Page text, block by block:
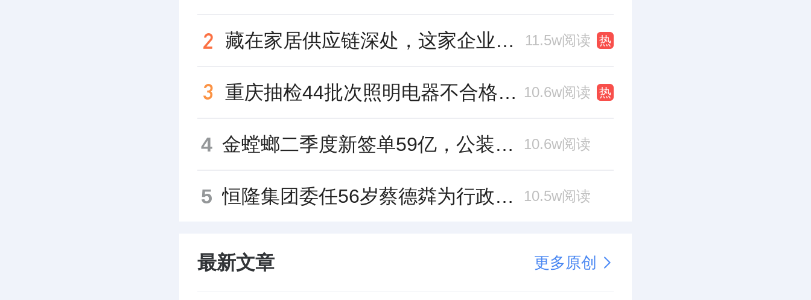
藏在家居供应链深处，这家企业正在悄悄转型 11.5w阅读 热
重庆抽检44批次照明电器不合格，木林森全资子公司被点名 10.6w阅读 热
4 金螳螂二季度新签单59亿，公装业务贡献逾八成 10.6w阅读
5 恒隆集团委任56岁蔡德粦为行政总裁、年薪2052万港元，曾任星巴克中国CEO 10.5w阅读
最新文章 更多原创